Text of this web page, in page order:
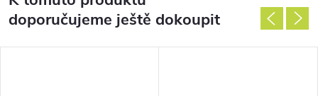
doporučujeme ještě dokoupit